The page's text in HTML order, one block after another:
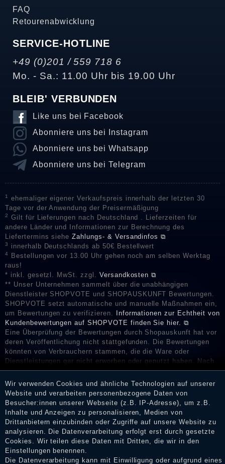
FAQ
Retourenabwicklung
SERVICE-HOTLINE
+49 (0)201 / 559 718 6
Mo. - Sa.: 11.00 Uhr bis 19.00 Uhr
BLEIB' VERBUNDEN
Like uns bei Facebook
Abonniere uns bei Instagram
Abonniere uns bei Whatsapp
Abonniere uns bei Telegram
1
ehemaliger eigener Verkaufspreis innerhalb der letzten 30
Tage vor der Anwendung der Preisermäßigung
2
Gilt für Lieferungen nach Deutschland . Lieferzeiten für
andere Länder und Informationen zur Berechnung des
Liefertermins sieheZahlungs- & Versandinfos ⧉
3 innerhalb Deutschlands ab 50€ Bestellwert
4
Bestellungen vor 13.00 Uhr gehen noch am selben Werktag
raus!
* inkl. gesetzl. MwSt. zzgl. Versandkosten ⧉
** Unser Unternehmen sammelt über die unabhängigen
Dienstleister SHOPVOTE und SHOPAUSKUNFT Bewertungen.
SHOPVOTE setzt automatische und manuelle Maßnahmen ein,
um Bewertungen zu verifizieren.
Informationen zur Echtheit von
Kundenbewertungen auf SHOPVOTE finden Sie hier. ⧉
Eine Überprüfung der Bewertungen durch Shopauskunft hat vor
deren Veröffentlichung nicht stattgefunden. Die Bewertungen
könnten von Verbrauchern stammen, die die Ware oder
Dienstleistungen gar nicht erworben oder genutzt haben. Nach
Erhalt einer Benachrichtigungs-E-Mail können Händler die
Bewertungen verifizieren und über die erfolgte Verifizierung im
Shop informieren.
Impressum
Wir verwenden Cookies und ähnliche Technologien auf unserer
Website und verarbeiten personenbezogene Daten von
Besucher:innen unserer Webseite (z.B. IP-Adresse), um z.B.
Inhalte und Anzeigen zu personalisieren, Medien von
Drittanbietern einzubinden oder Zugriffe auf unsere Website zu
analysieren. Die Datenverarbeitung erfolgt erst durch gesetzte
Cookies. Wir teilen diese Daten mit Dritten, die wir in den
Einstellungen benennen.
Die Datenverarbeitung kann mit Einwilligung oder aufgrund eines